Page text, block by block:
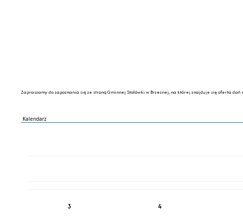
Zapraszamy do zapoznania się ze stroną Gminnej Stołówki w Brzeznej, na której znajduje się oferta
Kalendarz
3
4